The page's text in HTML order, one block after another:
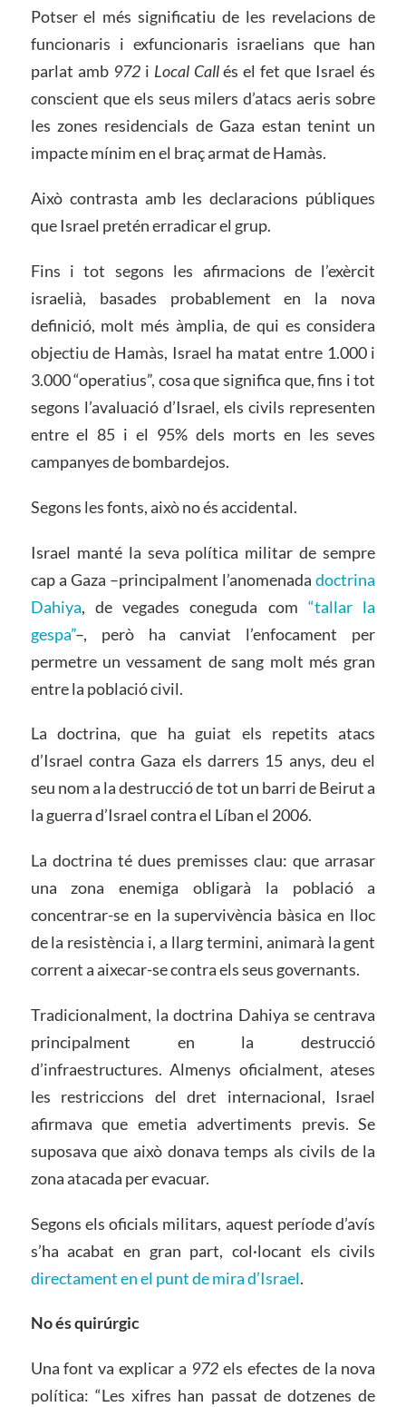
Potser el més significatiu de les revelacions de
funcionaris i exfuncionaris israelians que han
parlat amb 972i Local Callés el fet que Israel és
conscient que els seus milers d’atacs aeris sobre
les zones residencials de Gaza estan tenint un
impacte mínim en el braç armat de Hamàs.
Això contrasta amb les declaracions públiques
que Israel pretén erradicar el grup.
Fins i tot segons les afirmacions de l’exèrcit
israelià, basades probablement en la nova
definició, molt més àmplia, de qui es considera
objectiu de Hamàs, Israel ha matat entre 1.000 i
3.000 “operatius”, cosa que significa que, fins i tot
segons l’avaluació d’Israel, els civils representen
entre el 85 i el 95% dels morts en les seves
campanyes de bombardejos.
Segons les fonts, això no és accidental.
Israel manté la seva política militar de sempre
cap a Gaza –principalment l’anomenadadoctrina
Dahiya, de vegades coneguda com“tallar la
gespa”–, però ha canviat l’enfocament per
permetre un vessament de sang molt més gran
entre la població civil.
La doctrina, que ha guiat els repetits atacs
d’Israel contra Gaza els darrers 15 anys, deu el
seu nom a la destrucció de tot un barri de Beirut a
la guerra d’Israel contra el Líban el 2006.
La doctrina té dues premisses clau: que arrasar
una zona enemiga obligarà la població a
concentrar-se en la supervivència bàsica en lloc
de la resistència i, a llarg termini, animarà la gent
corrent a aixecar-se contra els seus governants.
Tradicionalment, la doctrina Dahiya se centrava
principalment en la destrucció
d’infraestructures. Almenys oficialment, ateses
les restriccions del dret internacional, Israel
afirmava que emetia advertiments previs. Se
suposava que això donava temps als civils de la
zona atacada per evacuar.
Segons els oficials militars, aquest període d’avís
s’ha acabat en gran part, col·locant els civils
directament en el punt de mira d’Israel.
No és quirúrgic
Una font va explicar a 972 els efectes de la nova
política: “Les xifres han passat de dotzenes de